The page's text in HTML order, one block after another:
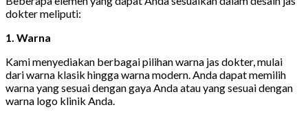
dokter meliputi:
1. Warna
Kami menyediakan berbagai pilihan warna jas dokter, mulai
dari warna klasik hingga warna modern. Anda dapat memilih
warna yang sesuai dengan gaya Anda atau yang sesuai dengan
warna logo klinik Anda.